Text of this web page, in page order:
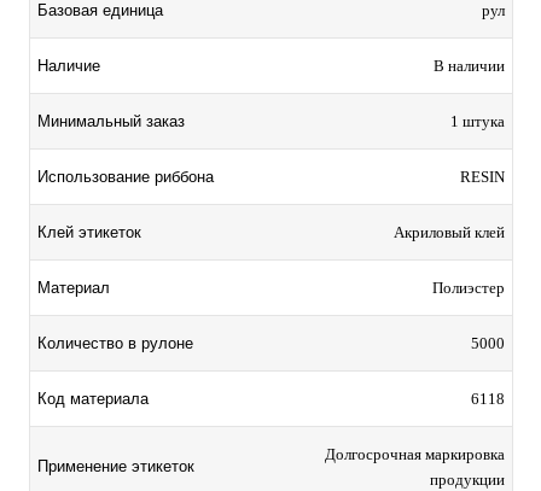
Базовая единица рул
Наличие В наличии
Минимальный заказ 1 штука
Использование риббона RESIN
Клей этикеток Акриловый клей
Материал Полиэстер
Количество в рулоне 5000
Код материала 6118
Применение этикеток
Долгосрочная маркировка
продукции